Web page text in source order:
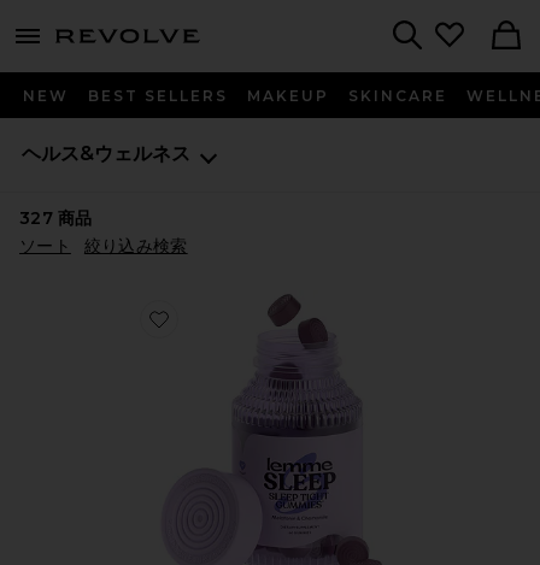
menu - shows more content
NEW BEST SELLERS MAKEUP SKINCARE
ヘルス&ウェルネス
327商品
ソート
絞り込み検索
Favorite SLEEP ビタミングミ